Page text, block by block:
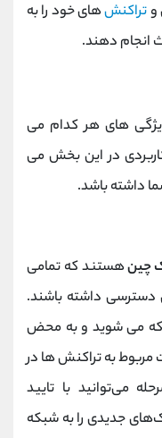
وتراکنش‌های خود را به
انجام دهند.
های هر کدام می
کاربردی در این بخش می
داشته باشد.
چینهستند که تمامی
دسترسی داشته باشند.
شبکه می شوید و به محض
مربوط به تراکنش ها در
می‌توانید با تایید
جدیدی را به شبکه